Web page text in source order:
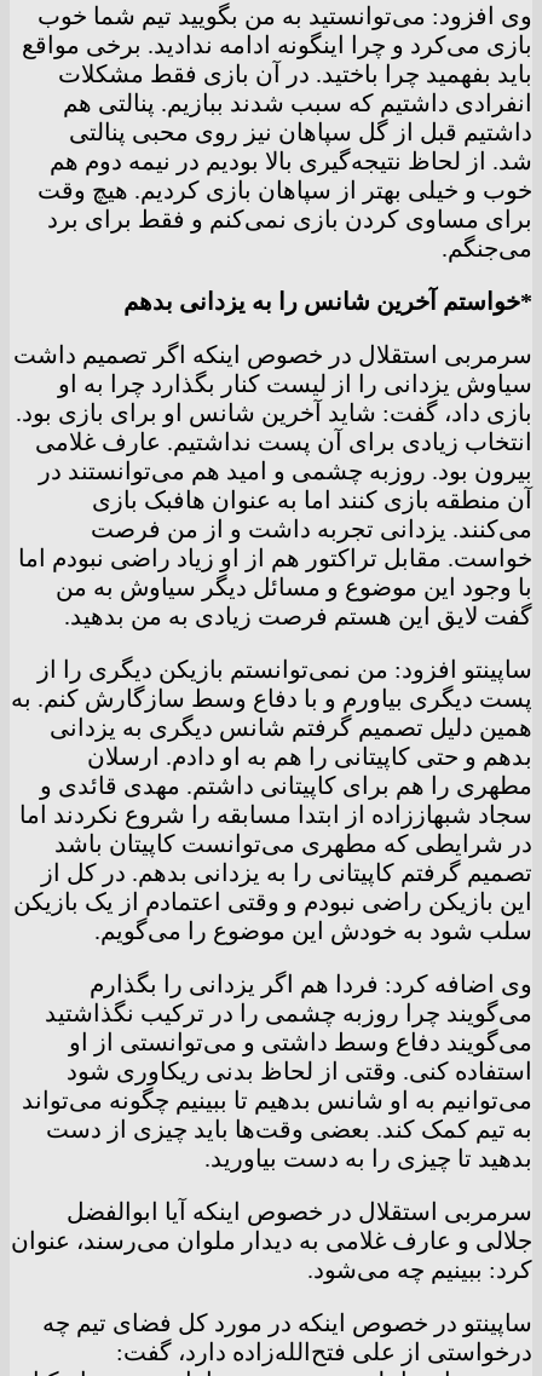
وی افزود: می‌توانستید به من بگویید تیم شما خوب
بازی می‌کرد و چرا اینگونه ادامه ندادید. برخی مواقع
باید بفهمید چرا باختید. در آن بازی فقط مشکلات
انفرادی داشتیم که سبب شدند ببازیم. پنالتی هم
داشتیم قبل از گل سپاهان نیز روی محبی پنالتی
شد. از لحاظ نتیجه‌گیری بالا بودیم در نیمه دوم هم
خوب و خیلی بهتر از سپاهان بازی کردیم. هیچ وقت
برای مساوی کردن بازی نمی‌کنم و فقط برای برد
می‌جنگم.
*خواستم آخرین شانس را به یزدانی بدهم
سرمربی استقلال در خصوص اینکه اگر تصمیم داشت
سیاوش یزدانی را از لیست کنار بگذارد چرا به او
بازی داد، گفت:‌ شاید آخرین شانس او برای بازی بود.
انتخاب زیادی برای آن پست نداشتیم. عارف غلامی
بیرون بود. روزبه چشمی و امید هم می‌توانستند در
آن منطقه بازی کنند اما به عنوان هافبک بازی
می‌کنند. یزدانی تجربه داشت و از من فرصت
خواست. مقابل تراکتور هم از او زیاد راضی نبودم اما
با وجود این موضوع و مسائل دیگر سیاوش به من
گفت لایق این هستم فرصت زیادی به من بدهید.
ساپینتو افزود: من نمی‌توانستم بازیکن دیگری را از
پست دیگری بیاورم و با دفاع وسط سازگارش کنم. به
همین دلیل تصمیم گرفتم شانس دیگری به یزدانی
بدهم و حتی کاپیتانی را هم به او دادم. ارسلان
مطهری را هم برای کاپیتانی داشتم. مهدی قائدی و
سجاد شبهاززاده از ابتدا مسابقه را شروع نکردند اما
در شرایطی که مطهری می‌توانست کاپیتان باشد
تصمیم گرفتم کاپیتانی را به یزدانی بدهم. در کل از
این بازیکن راضی نبودم و وقتی اعتمادم از یک بازیکن
سلب شود به خودش این موضوع را می‌گویم.
وی اضافه کرد: فردا هم اگر یزدانی را بگذارم
می‌گویند چرا روزبه چشمی را در ترکیب نگذاشتید
می‌گویند دفاع وسط داشتی و می‌توانستی از او
استفاده کنی. وقتی از لحاظ بدنی ریکاوری شود
می‌توانیم به او شانس بدهیم تا ببینیم چگونه می‌تواند
به تیم کمک کند. بعضی وقت‌ها باید چیزی از دست
بدهید تا چیزی را به دست بیاورید.
سرمربی استقلال در خصوص اینکه آیا ابوالفضل
جلالی و عارف غلامی به دیدار ملوان می‌رسند، عنوان
کرد: ببینیم چه می‌شود.
ساپینتو در خصوص اینکه در مورد کل فضای تیم چه
درخواستی از علی فتح‌الله‌زاده دارد، گفت: